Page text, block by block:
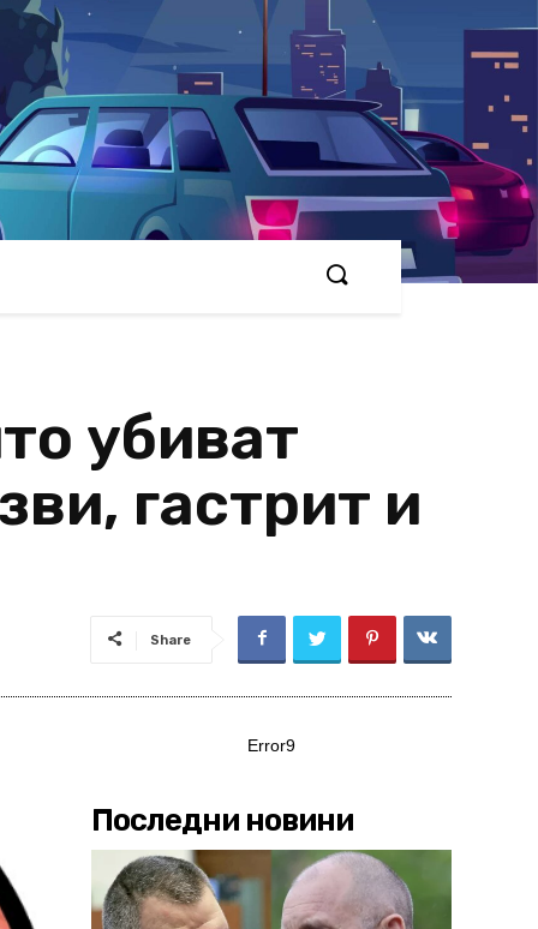
убиват
гастрит и
Share
Error9
Последни новини